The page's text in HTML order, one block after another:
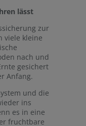
lässt
zur
viele kleine
nach und
gesichert
Anfang.
und die
ins
es in eine
fruchtbare